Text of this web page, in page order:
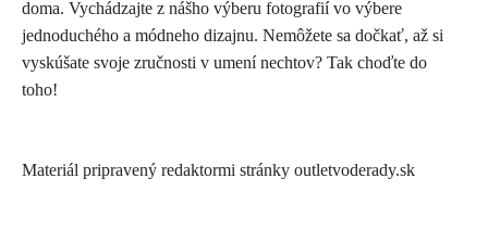
doma. Vychádzajte z nášho výberu fotografií vo výbere
jednoduchého a módneho dizajnu. Nemôžete sa dočkať, až si
vyskúšate svoje zručnosti v umení nechtov? Tak choďte do
toho!
Materiál pripravený redaktormi stránky outletvoderady.sk